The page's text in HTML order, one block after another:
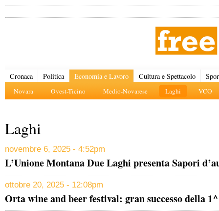
Cronaca Politica Economia e Lavoro
Novara Ovest-Ticino Medio-Novarese Laghi VCO
Cultura e Spettacolo
Laghi
novembre 6, 2025 - 4:52pm
L’Unione Montana Due Laghi presenta Sapori
ottobre 20, 2025 - 12:08pm
Orta wine and beer festival: gran successo della